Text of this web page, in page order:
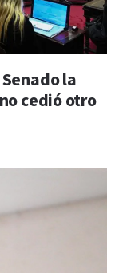
la
cedió otro